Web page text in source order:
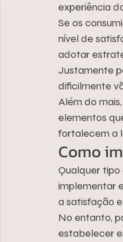
experiência
Se os
nível de
adotar
Justamente
dificilmente
Além do
elementos
fortalecem a
Como
Qualquer
implementar
a satisfação
No entanto,
estabelecer